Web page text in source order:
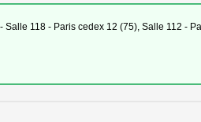
du 22/09/26 au 24/09/26 - Salle 118 - Paris cedex 12 (75), Salle